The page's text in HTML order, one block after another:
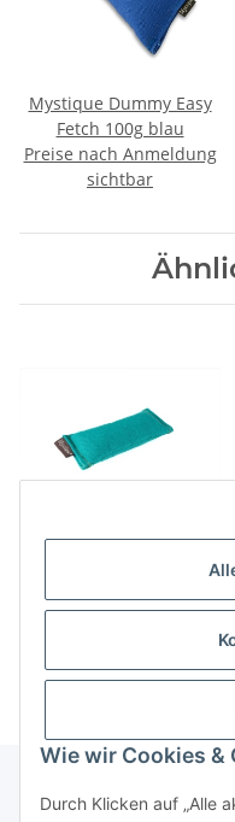
Wie wir Cookies &
Durch Klicken auf „Alle
Mystique Dummy Easy
Fetch 100g blau
Preise nach Anmeldung
sichtbar
Preise nach Anmeldung
sichtbar